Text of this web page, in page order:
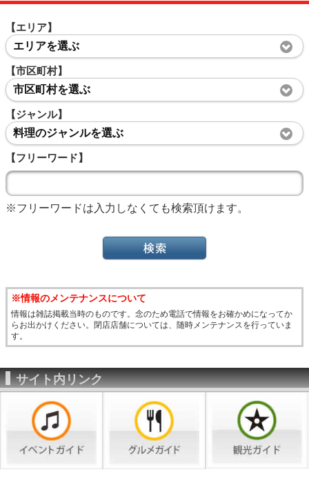
【エリア】
エリアを選ぶ
【市区町村】
市区町村を選ぶ
【ジャンル】
料理のジャンルを選ぶ
【フリーワード】
※フリーワードは入力しなくても検索頂けます。
※情報のメンテナンスについて
情報は雑誌掲載当時のものです。念のため電話で情報をお確かめになってか
らお出かけください。閉店店舗については、随時メンテナンスを行っていま
す。
サイト内リンク